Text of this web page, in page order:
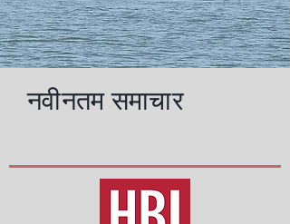
नवीनतम समाचार